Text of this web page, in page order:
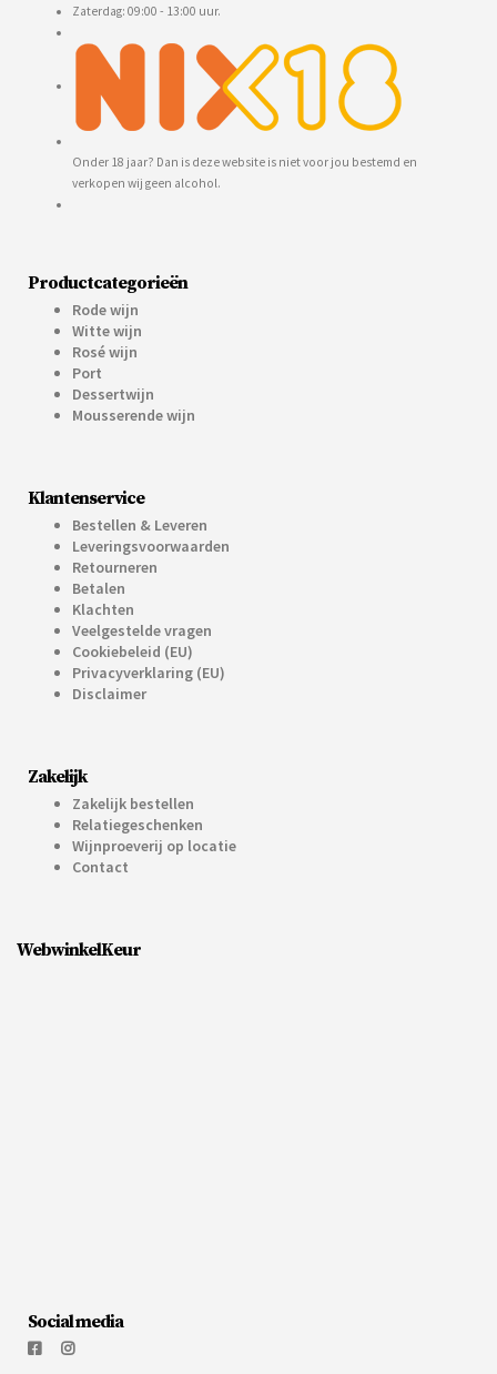
Zaterdag: 09:00 - 13:00 uur.
Onder 18 jaar? Dan is deze website is niet voor jou bestemd en
verkopen wij geen alcohol.
Productcategorieën
Rode wijn
Witte wijn
Rosé wijn
Port
Dessertwijn
Mousserende wijn
Klantenservice
Bestellen & Leveren
Leveringsvoorwaarden
Retourneren
Betalen
Klachten
Veelgestelde vragen
Cookiebeleid (EU)
Privacyverklaring (EU)
Disclaimer
Zakelijk
Zakelijk bestellen
Relatiegeschenken
Wijnproeverij op locatie
Contact
WebwinkelKeur
Social media